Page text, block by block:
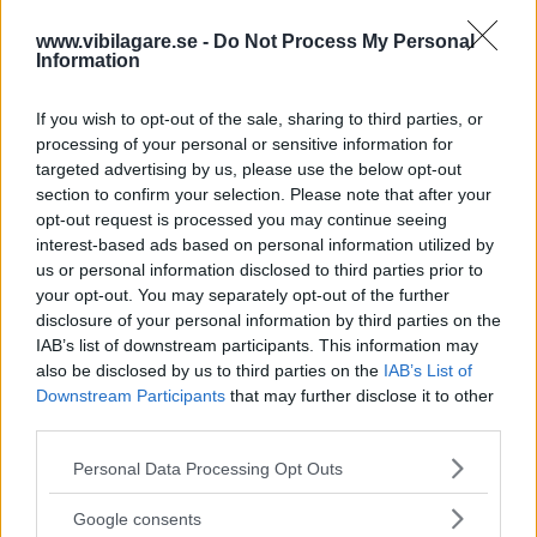
www.vibilagare.se - Do Not Process My Personal
Information
If you wish to opt-out of the sale, sharing to third parties, or
processing of your personal or sensitive information for
targeted advertising by us, please use the below opt-out
section to confirm your selection. Please note that after your
opt-out request is processed you may continue seeing
interest-based ads based on personal information utilized by
us or personal information disclosed to third parties prior to
your opt-out. You may separately opt-out of the further
disclosure of your personal information by third parties on the
IAB’s list of downstream participants. This information may
also be disclosed by us to third parties on the IAB’s List of
Downstream Participants that may further disclose it to other
Please note that this website/app uses one or more Google
not limited to your visit or usage behaviour. You may click to
Personal Data Processing Opt Outs
Google consents
Testinformation
Betyg rost: 3 av 5
Betyg
skyddsåtgärder är effektiva. Rostangrepp bör inte
komma inom de första sex åren.